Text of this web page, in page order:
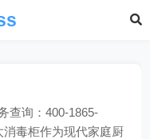
查询：400-1865-
毒柜作为现代家庭厨